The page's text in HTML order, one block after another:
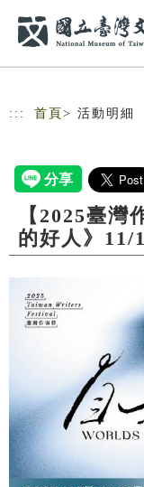
::: 首頁 > 活動明細
【2025臺
的好人》11/